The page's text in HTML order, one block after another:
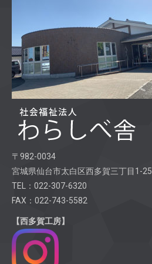
〒982-0034
宮城県仙台市太白区西多賀三丁目1-25
TEL：022-307-6320
FAX：022-743-5582
【西多賀工房】